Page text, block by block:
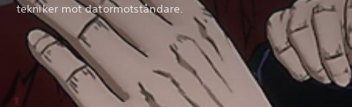
tekniker mot datormotståndare.